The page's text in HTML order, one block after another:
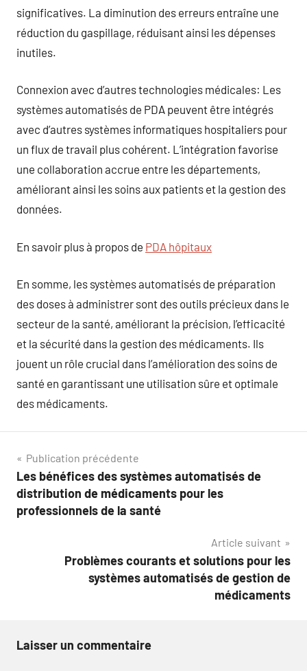
significatives. La diminution des erreurs entraîne une
réduction du gaspillage, réduisant ainsi les dépenses
inutiles.
Connexion avec d’autres technologies médicales: Les
systèmes automatisés de PDA peuvent être intégrés
avec d’autres systèmes informatiques hospitaliers pour
un flux de travail plus cohérent. L’intégration favorise
une collaboration accrue entre les départements,
améliorant ainsi les soins aux patients et la gestion des
données.
En savoir plus à propos de PDA hôpitaux
En somme, les systèmes automatisés de préparation
des doses à administrer sont des outils précieux dans le
secteur de la santé, améliorant la précision, l’efficacité
et la sécurité dans la gestion des médicaments. Ils
jouent un rôle crucial dans l’amélioration des soins de
santé en garantissant une utilisation sûre et optimale
des médicaments.
Navigation
de
l’article
Publication précédente
Les bénéfices des systèmes automatisés de
distribution de médicaments pour les
professionnels de la santé
Article suivant
Problèmes courants et solutions pour les
systèmes automatisés de gestion de
médicaments
Laisser un commentaire